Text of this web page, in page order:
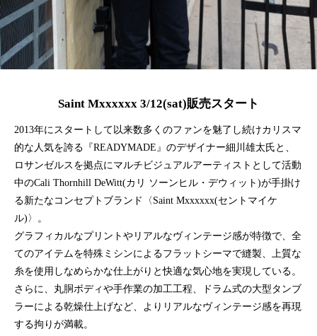
Saint Mxxxxxx 3/12(sat)販売スタート
2013年にスタートして以来数多くのファンを魅了し続けカリスマ
的な人気を誇る『READYMADE』のデザイナー細川雄太氏と、
ロサンゼルスを拠点にマルチビジュアルアーティストとして活動
中のCali Thornhill DeWitt(カリ ソーンヒル・デウィット)が手掛け
る新たなコンセプトブランド〈Saint Mxxxxxx(セントマイケ
ル)〉。
グラフィカルなプリントやリアルなヴィンテージ感が特徴で、全
てのアイテムを特殊ミシンによるフラットシーマで縫製、上質な
糸を使用しなめらかな仕上がりと快適な気心地を実現している。
さらに、丸胴ボディや手作業の加工工程、ドラム式の大型タンブ
ラーによる乾燥仕上げなど、よりリアルなヴィンテージ感を再現
する拘りが満載。